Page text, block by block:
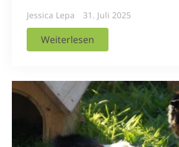
Jessica Lepa 31. Juli 2025
Weiterlesen